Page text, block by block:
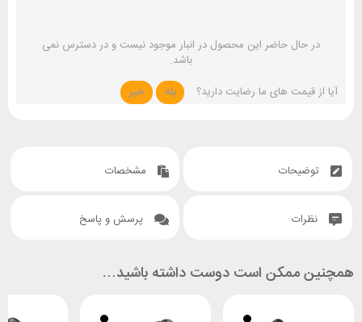
در حال حاضر این محصول در انبار موجود نیست و در دسترس نمی
باشد.
آیا از قیمت های ما رضایت دارید؟
بله خیر
توضیحات مشخصات
نظرات پرسش و پاسخ
همچنین ممکن است دوست داشته باشید…